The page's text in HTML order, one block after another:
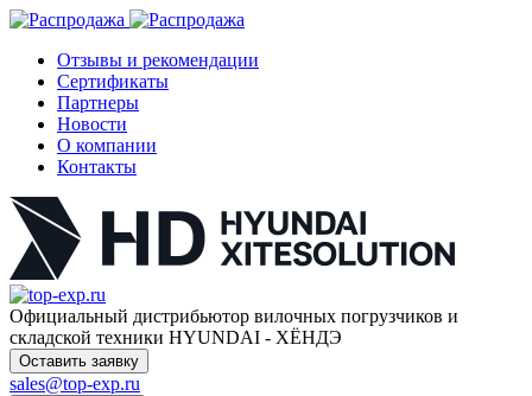
Отзывы и рекомендации
Сертификаты
Партнеры
Новости
О компании
Контакты
Официальный дистрибьютор вилочных погрузчиков и
складской техники HYUNDAI - ХЁНДЭ
Оставить заявку
sales@top-exp.ru